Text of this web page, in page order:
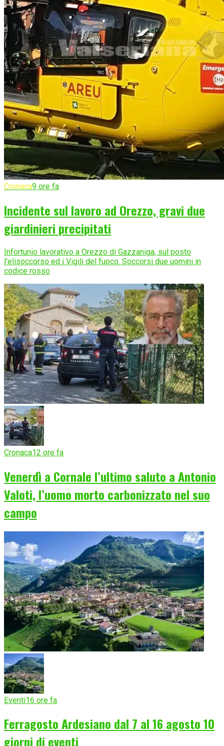
Cronaca9 ore fa
Incidente sul lavoro ad Orezzo, gravi due
giardinieri precipitati
Infortunio lavorativo a Orezzo di Gazzaniga, sul posto
l'elisoccorso ed i Vigili del fuoco. Soccorsi due uomini in
codice rosso
Cronaca12 ore fa
Venerdì a Cornale l’ultimo saluto a Antonio
Valoti, l’uomo morto carbonizzato nel suo
campo
Eventi16 ore fa
Ferragosto Ardesiano dal 7 al 16 agosto 10
giorni di eventi